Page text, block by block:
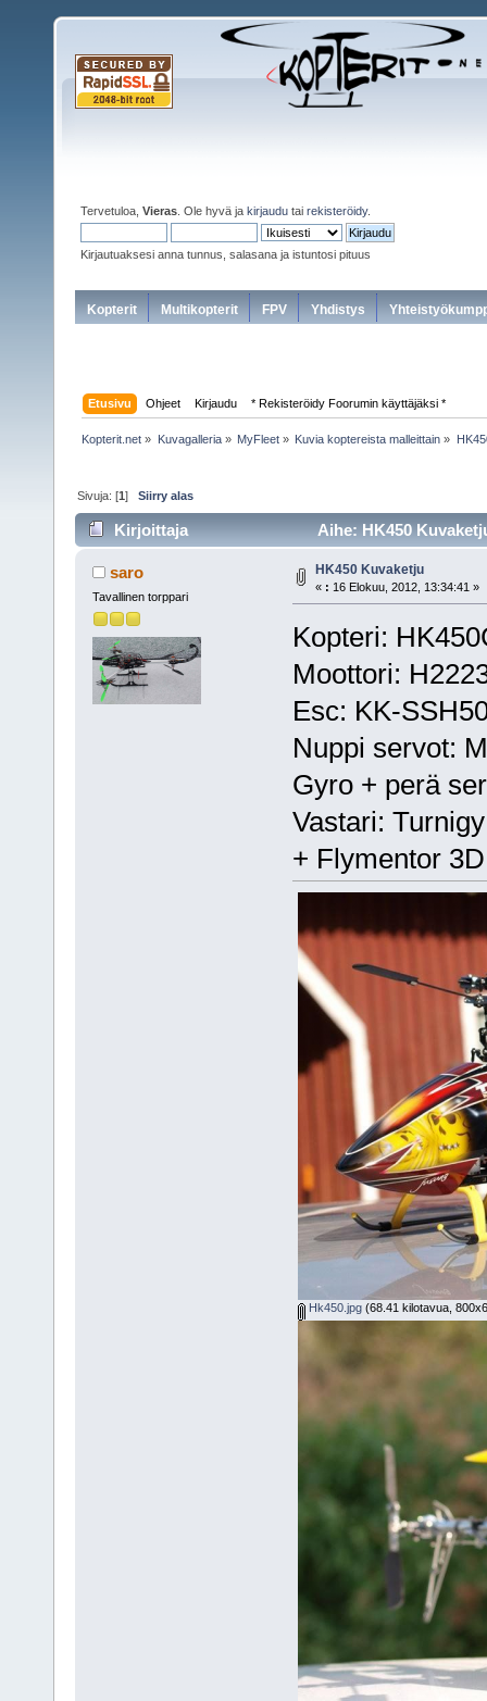
Tervetuloa, Vieras . Ole hyvä ja kirjaudu tai rekisteröidy.
Kirjautuaksesi anna tunnus, salasana ja istuntosi pituus
Kopterit Multikopterit FPV Yhdistys
Etusivu Ohjeet Kirjaudu * Rekisteröidy Foorumin käyttäjäksi *
Kopterit.net » Kuvagalleria» MyFleet» Kuvia koptereista malleittain »
Sivuja: [1]Siirry alas
Kirjoittaja Aihe: HK450
saro
Tavallinen torppari
HK450 Kuvaketju
« : 16 Elokuu, 2012, 13:34:41 »
Kopteri:
Moottori:
Esc: KK-
Nuppi servot:
Gyro + perä
Vastari:
+ Flymentor 3D
Hk450.jpg(68.41 kilotavua,